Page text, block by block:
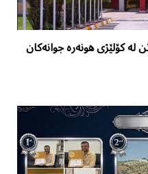
لە کۆلێژی هونەرە جوانەکان